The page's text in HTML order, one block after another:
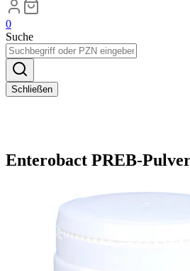
0
Suche
Schließen
Enterobact PREB-